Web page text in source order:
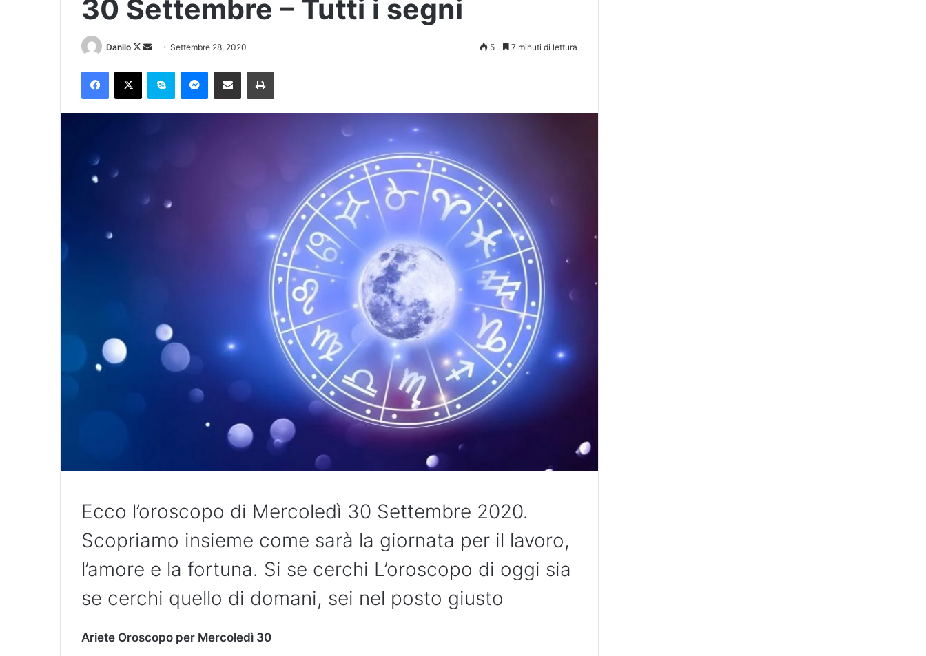
30 Settembre – Tutti i segni
Danilo Settembre 28, 2020 5 7 minuti di lettura
Ecco l’oroscopo di Mercoledì 30 Settembre 2020.
Scopriamo insieme come sarà la giornata per il lavoro,
l’amore e la fortuna. Si se cerchi L’oroscopo di oggi sia
se cerchi quello di domani, sei nel posto giusto
Ariete Oroscopo per Mercoledì 30